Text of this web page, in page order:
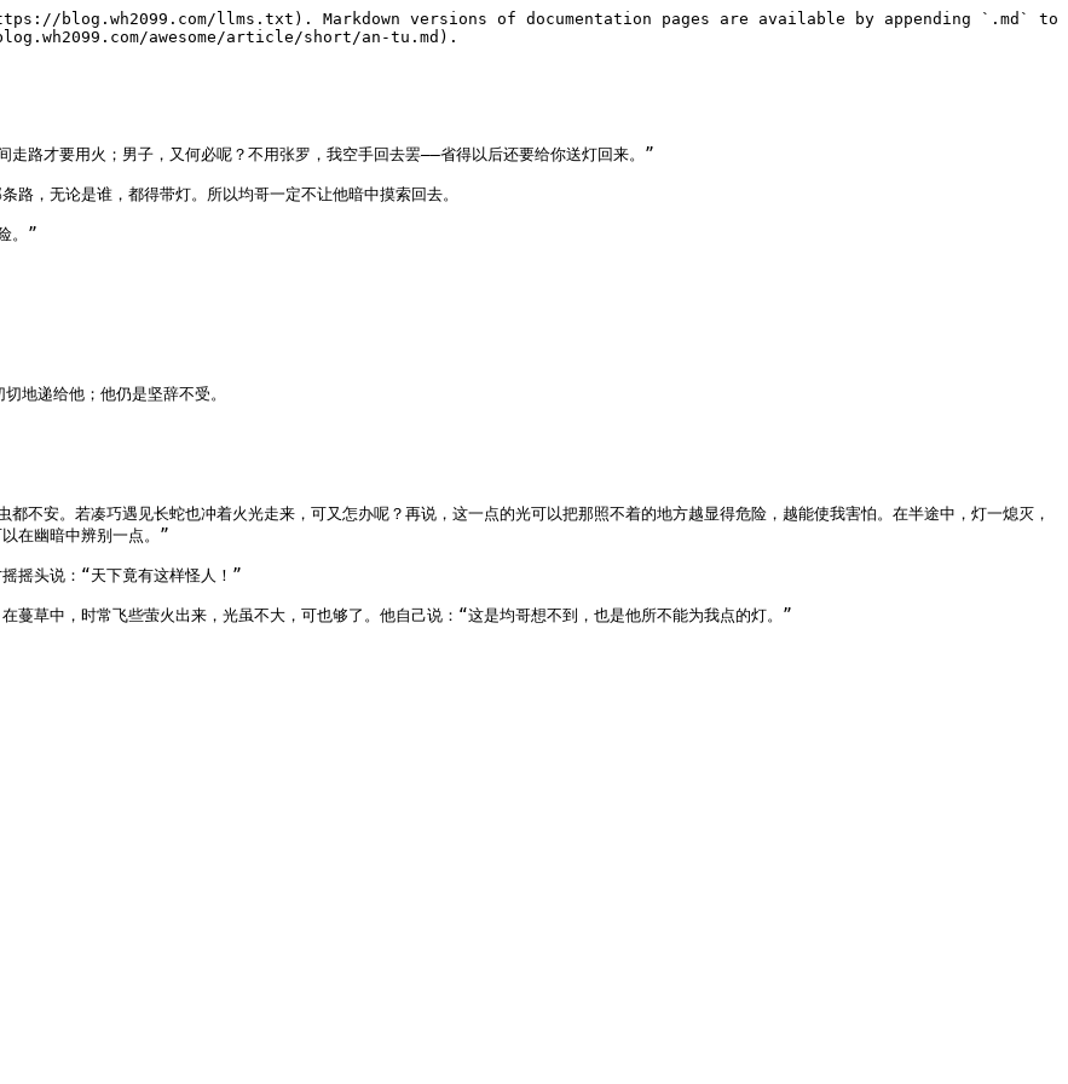
blog.wh2099.com/llms.txt). Markdown versions of documentation pages are available by appending `.md` to
awesome/article/short/an-tu.md).
路才要用火；男子，又何必呢？不用张罗，我空手回去罢——省得以后还要给你送灯回来。”
，无论是谁，都得带灯。所以均哥一定不让他暗中摸索回去。
。”
地递给他；他仍是坚辞不受。
不安。若凑巧遇见长蛇也冲着火光走来，可又怎办呢？再说，这一点的光可以把那照不着的地方越显得危险，越能使我害怕。在半途中，灯一熄灭，
在幽暗中辨别一点。”
摇头说：“天下竟有这样怪人！”
蔓草中，时常飞些萤火出来，光虽不大，可也够了。他自己说：“这是均哥想不到，也是他所不能为我点的灯。”